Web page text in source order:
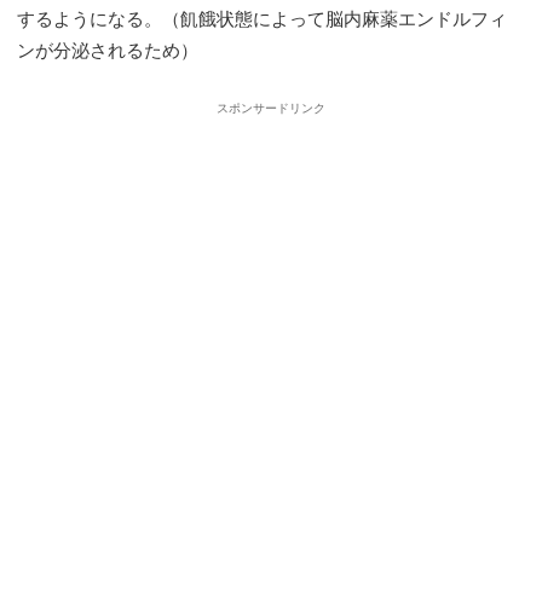
するようになる。（飢餓状態によって脳内麻薬エンドルフィ
ンが分泌されるため）
スポンサードリンク